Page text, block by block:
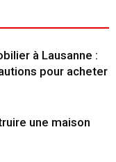
à Lausanne :
pour acheter
une maison